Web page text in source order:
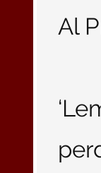
Al